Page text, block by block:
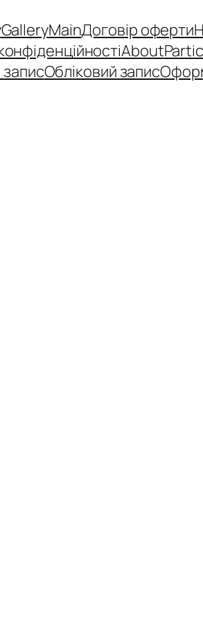
GalleryMainДоговір оферти
About
записОбліковий запис